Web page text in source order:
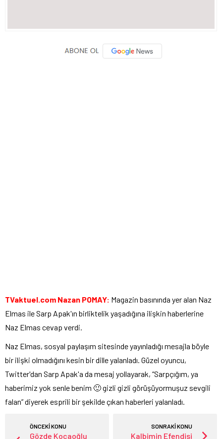
TVaktuel.com Nazan POMAY: Magazin basınında yer alan Naz
Elmas ile Sarp Apak'ın birliktelik yaşadığına ilişkin haberlerine
Naz Elmas cevap verdi.
Naz Elmas, sosyal paylaşım sitesinde yayınladığı mesajla böyle
bir ilişki olmadığını kesin bir dille yalanladı. Güzel oyuncu,
Twitter'dan Sarp Apak'a da mesaj yollayarak, “Sarpçığım, ya
haberimiz yok senle benim 🙂 gizli gizli görüşüyormuşuz sevgili
falan” diyerek esprili bir şekilde çıkan haberleri yalanladı.
ÖNCEKİ KONU
Gözde Kocaoğlu
SONRAKİ KONU
Kalbimin Efendisi